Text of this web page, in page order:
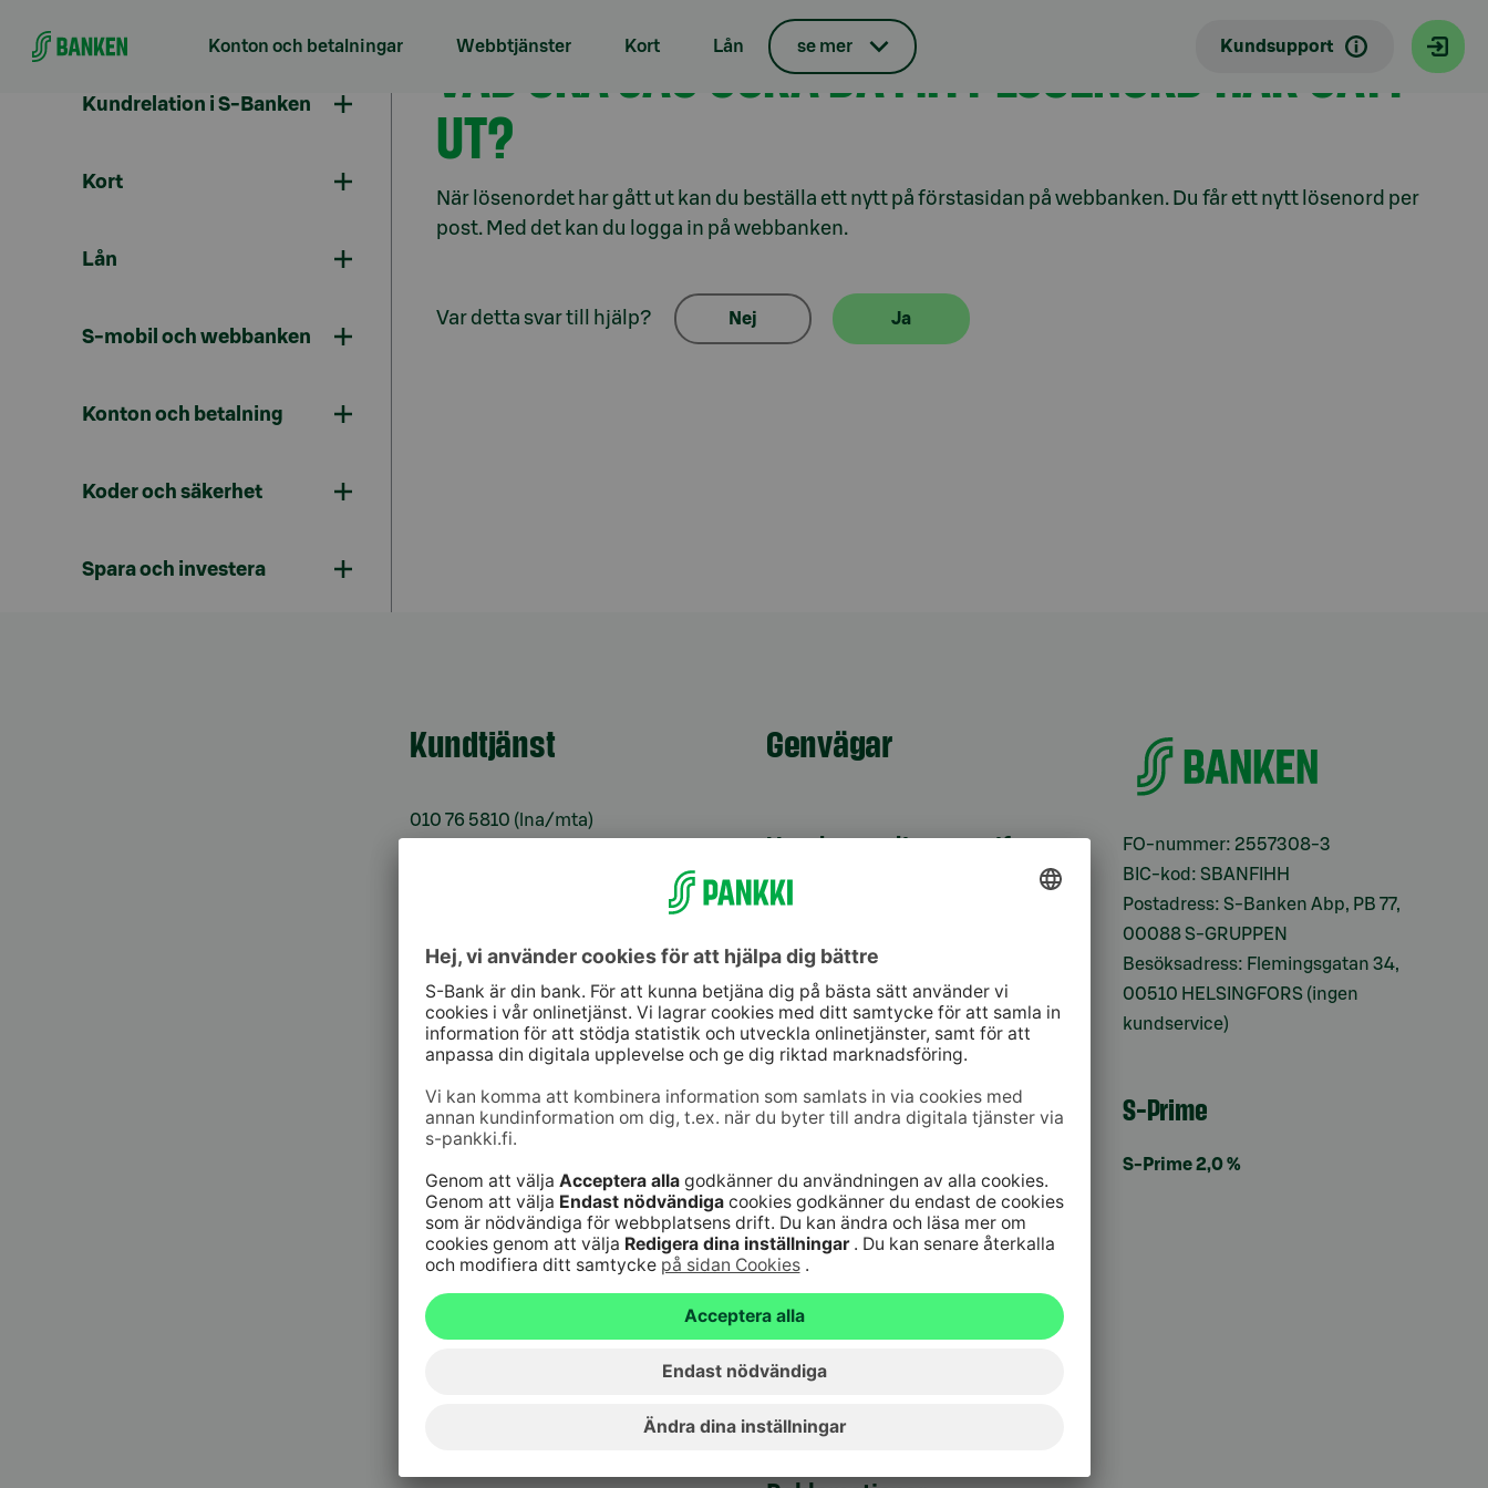
Konton och betalningar Webbtjänster Kort Lån se mer Kundsupport
Kundrelation i S-Banken
Kort
Lån
S-mobil och webbanken
Konton och betalning
Koder och säkerhet
Spara och investera
VAD SKA JAG GÖRA DÅ MITT LÖSENORD HAR GÅTT
UT?
När lösenordet har gått ut kan du beställa ett nytt på förstasidan på webbanken. Du får ett nytt lösenord per
post. Med det kan du logga in på webbanken.
Var detta svar till hjälp? Nej Ja
Kundtjänst
010 76 5810 (lna/mta)
h/dygn
09 6964 6820 (lna/mta)
Spärrtjänst för kort 24
h/dygn
020 333 (lna/mta)
Genvägar
Kontrollera
Bli kund
Serviceavgifter
Vanliga frågor
bankärenden
Fondkurser
Artiklar
Hyreslokaler
Ge respons
FO-nummer: 2557308-3
BIC-kod: SBANFIHH
Postadress: S-Banken Abp, PB 77,
00088 S-GRUPPEN
Besöksadress: Flemingsgatan 34,
00510 HELSINGFORS (ingen
kundservice)
S-Prime
S-Prime 2,0 %